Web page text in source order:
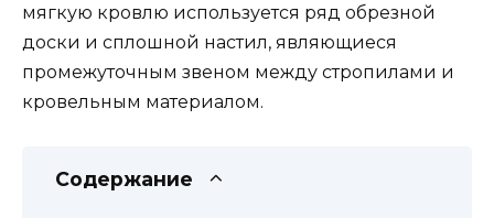
мягкую кровлю используется ряд обрезной
доски и сплошной настил, являющиеся
промежуточным звеном между стропилами и
кровельным материалом.
Содержание